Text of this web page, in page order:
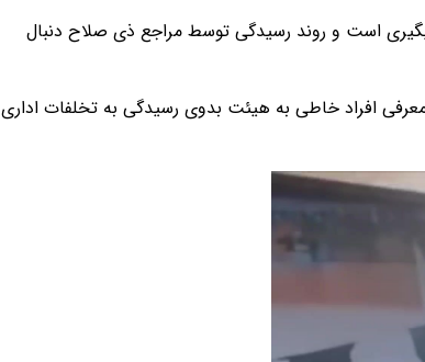
است و روند رسیدگی توسط مراجع ذی صلاح دنبال
افراد خاطی به هیئت بدوی رسیدگی به تخلفات اداری